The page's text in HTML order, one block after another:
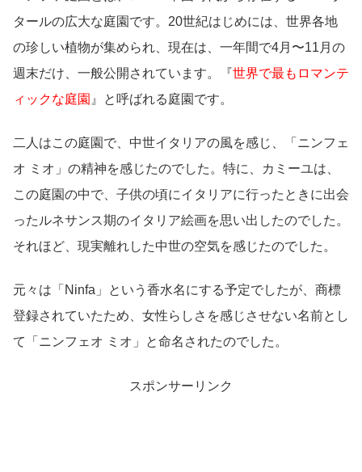
タールの広大な庭園です。20世紀はじめには、世界各地
の珍しい植物が集められ、現在は、一年間で4月〜11月の
週末だけ、一般公開されています。『世界で最もロマンテ
ィックな庭園 』と呼ばれる庭園です。
二人はこの庭園で、中世イタリアの風を感じ、「ニンフェ
オ ミオ」の精神を感じたのでした。特に、カミーユは、
この庭園の中で、子供の頃にイタリアに行ったときに出会
ったルネサンス期のイタリア絵画を思い出したのでした。
それほど、現実離れした中世の空気を感じたのでした。
元々は「Ninfa」という香水名にする予定でしたが、商標
登録されていたため、女性らしさを感じさせない名前とし
て「ニンフェオ ミオ」と命名されたのでした。
スポンサーリンク